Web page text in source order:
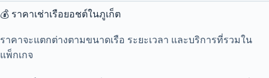
💰 ราคาเช่าเรือยอชต์ในภูเก็ต
ราคาจะแตกต่างตามขนาดเรือ ระยะเวลา และบริการที่รวมใน
แพ็กเกจ